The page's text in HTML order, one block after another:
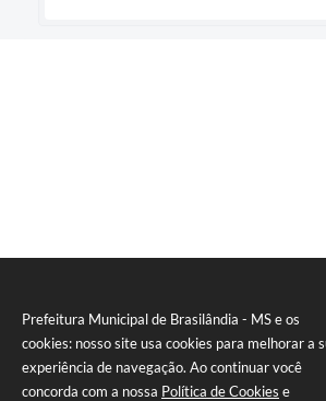
Prefeitura Municipal de Brasilândia - MS e os
cookies: nosso site usa cookies para melhorar a
experiência de navegação. Ao continuar você
concorda com a nossa Política de Cookies e